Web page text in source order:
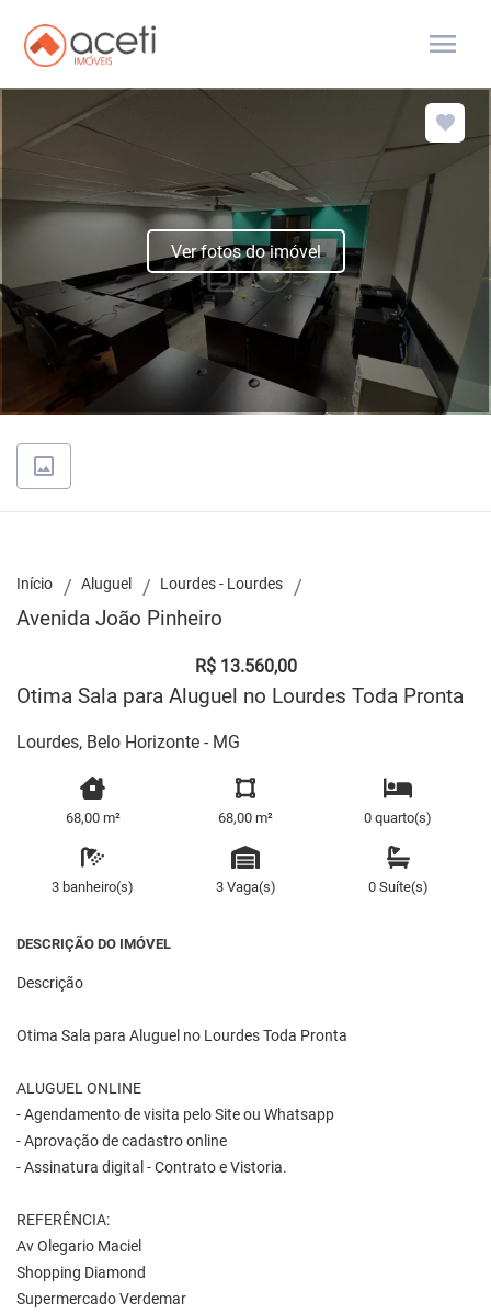
menu
Ver fotos do imóvel
Início Aluguel Lourdes - Lourdes
Avenida João Pinheiro
R$ 13.560,00
Otima Sala para Aluguel no Lourdes Toda Pronta
Lourdes, Belo Horizonte - MG
68,00 m² 68,00 m² 0 quarto(s)
3 banheiro(s) 3 Vaga(s) 0 Suíte(s)
DESCRIÇÃO DO IMÓVEL
Descrição
Otima Sala para Aluguel no Lourdes Toda Pronta
ALUGUEL ONLINE
- Agendamento de visita pelo Site ou Whatsapp
- Aprovação de cadastro online
- Assinatura digital - Contrato e Vistoria.
REFERÊNCIA:
Av Olegario Maciel
Shopping Diamond
Supermercado Verdemar